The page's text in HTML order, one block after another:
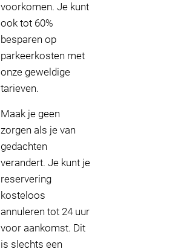
voorkomen. Je kunt
ook tot 60%
besparen op
parkeerkosten met
onze geweldige
tarieven.
Maak je geen
zorgen als je van
gedachten
verandert. Je kunt je
reservering
kosteloos
annuleren tot 24 uur
voor aankomst. Dit
is slechts een